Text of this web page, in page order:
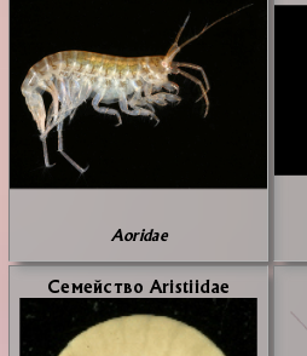
Aoridae
Се­мей­ство Aristiidae